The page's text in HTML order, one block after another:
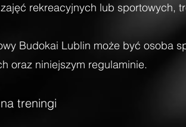
rekreacyjnych lub sportowych,
Budokai Lublin może być osoba
oraz niniejszym regulaminie.
treningi